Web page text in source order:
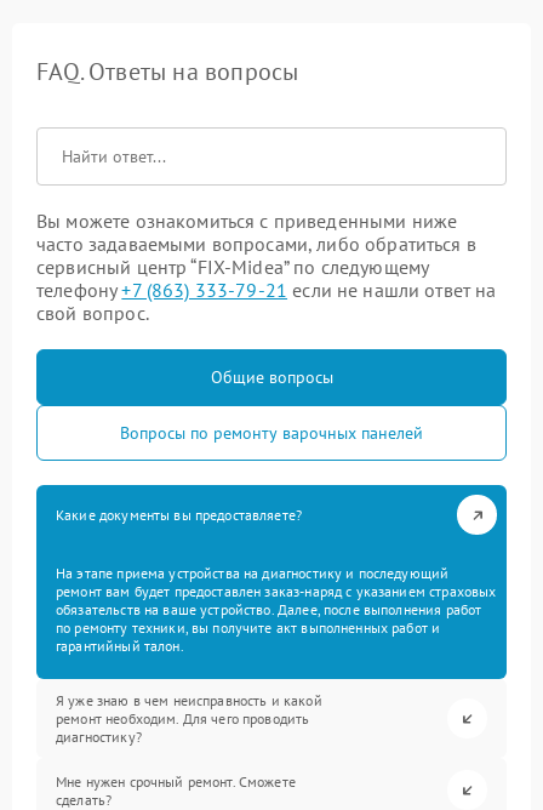
FAQ. Ответы на вопросы
Вы можете ознакомиться с приведенными ниже
часто задаваемыми вопросами, либо обратиться в
сервисный центр “FIX-Midea” по следующему
телефону+7 (863) 333-79-21 если не нашли ответ на
свой вопрос.
Общие вопросы
Вопросы по ремонту варочных панелей
Какие документы вы предоставляете?
На этапе приема устройства на диагностику и последующий
ремонт вам будет предоставлен заказ-наряд с указанием страховых
обязательств на ваше устройство. Далее, после выполнения работ
по ремонту техники, вы получите акт выполненных работ и
гарантийный талон.
Я уже знаю в чем неисправность и какой
ремонт необходим. Для чего проводить
диагностику?
Мне нужен срочный ремонт. Сможете
сделать?